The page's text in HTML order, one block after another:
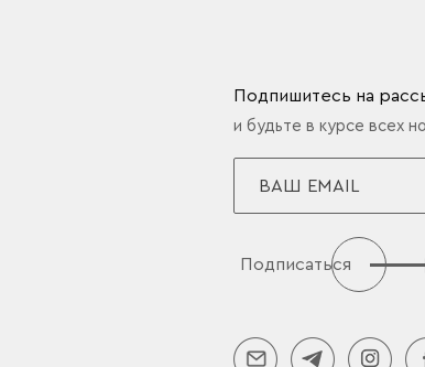
Подпишитесь на
и будьте в курсе всех
Подписаться